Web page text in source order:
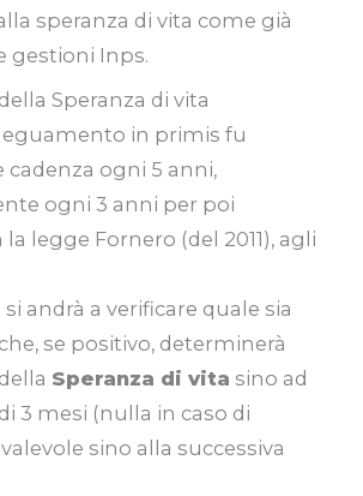
speranza di vita come già
gestioni Inps.
Speranza di vita
in primis fu
cadenza ogni 5 anni,
ogni 3 anni per poi
legge Fornero (del 2011), agli
andrà a verificare quale sia
se positivo, determinerà
Speranza di vita sino ad
3 mesi (nulla in caso di
sino alla successiva